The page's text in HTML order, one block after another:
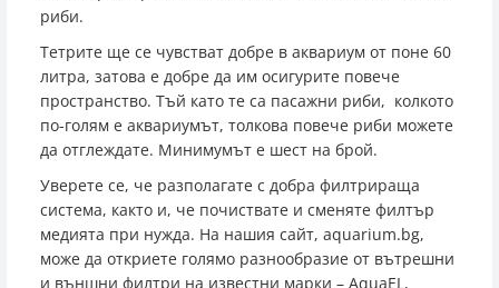
риби.
Тетрите ще се чувстват добре в аквариум от поне 60
литра, затова е добре да им осигурите повече
пространство. Тъй като те са пасажни риби, колкото
по-голям е аквариумът, толкова повече риби можете
да отглеждате. Минимумът е шест на брой.
Уверете се, че разполагате с добра филтрираща
система, както и, че почиствате и сменяте филтър
медията при нужда. На нашия сайт, aquarium.bg,
може да откриете голямо разнообразие от вътрешни
и външни филтри на известни марки – AquaEL,